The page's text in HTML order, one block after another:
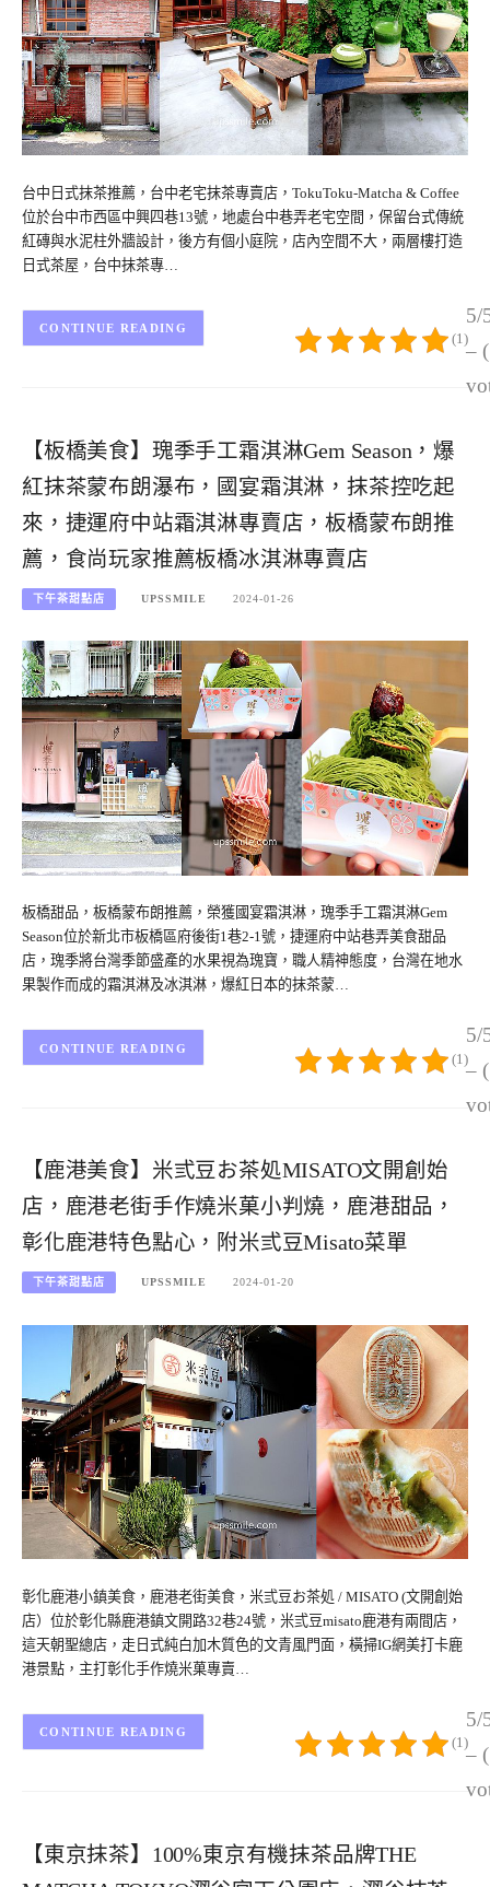
台中日式抹茶推薦，台中老宅抹茶專賣店，TokuToku-Matcha & Coffee
位於台中市西區中興四巷13號，地處台中巷弄老宅空間，保留台式傳統
紅磚與水泥柱外牆設計，後方有個小庭院，店內空間不大，兩層樓打造
日式茶屋，台中抹茶專…
5/
–
(1)
CONTINUE READING
【板橋美食】瑰季手工霜淇淋Gem Season，爆
紅抹茶蒙布朗瀑布，國宴霜淇淋，抹茶控吃起
來，捷運府中站霜淇淋專賣店，板橋蒙布朗推
薦，食尚玩家推薦板橋冰淇淋專賣店
下午茶甜點店 UPSSMILE 2024-01-26
板橋甜品，板橋蒙布朗推薦，榮獲國宴霜淇淋，瑰季手工霜淇淋Gem
Season位於新北市板橋區府後街1巷2-1號，捷運府中站巷弄美食甜品
店，瑰季將台灣季節盛產的水果視為瑰寶，職人精神態度，台灣在地水
果製作而成的霜淇淋及冰淇淋，爆紅日本的抹茶蒙…
5/
–
(1)
CONTINUE READING
【鹿港美食】米弎豆お茶処MISATO文開創始
店，鹿港老街手作燒米菓小判燒，鹿港甜品，
彰化鹿港特色點心，附米弎豆Misato菜單
下午茶甜點店 UPSSMILE 2024-01-20
彰化鹿港小鎮美食，鹿港老街美食，米弎豆お茶処 / MISATO (文開創始
店）位於彰化縣鹿港鎮文開路32巷24號，米弎豆misato鹿港有兩間店，
這天朝聖總店，走日式純白加木質色的文青風門面，橫掃IG網美打卡鹿
港景點，主打彰化手作燒米菓專賣…
5/
–
(1)
CONTINUE READING
【東京抹茶】100%東京有機抹茶品牌THE